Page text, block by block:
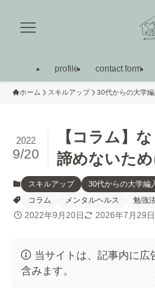
profile contact form
ホーム スキルアップ 30代からの大学編
【コラム】
諦めないた
2022
9/20
スキルアップ
30代からの大学編
コラム
メンタルヘルス 勉強
2022年9月20日 2026年7月29日
当サイトは、記事内に広
含みます。